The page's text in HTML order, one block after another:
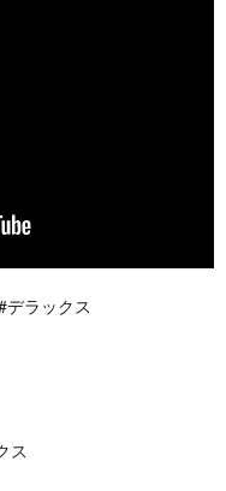
デラックス
ス